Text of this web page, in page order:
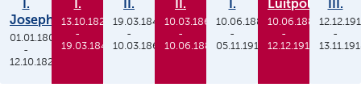
I.
Joseph
01.01.1806
-
12.10.1825
I.
13.10.1825
-
19.03.1848
II.
19.03.1848
-
10.03.1864
II.
10.03.1864
-
10.06.1886
I.
10.06.1886
-
05.11.1913
Luitpold
10.06.1886
-
12.12.1912
III.
-